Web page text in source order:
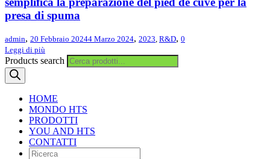
presa di spuma
admin, 20 Febbraio 20244 Marzo 2024, 2023, R&D, 0
Leggi di più
Products search
HOME
MONDO HTS
PRODOTTI
YOU AND HTS
CONTATTI